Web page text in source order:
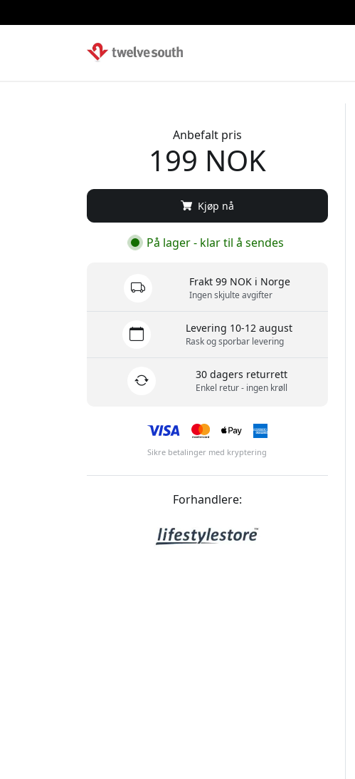
Anbefalt pris
199 NOK
Kjøp nå
På lager - klar til å sendes
Frakt 99 NOK i Norge
Ingen skjulte avgifter
Levering 10-12 august
Rask og sporbar levering
30 dagers returrett
Enkel retur - ingen krøll
Sikre betalinger med kryptering
Forhandlere: